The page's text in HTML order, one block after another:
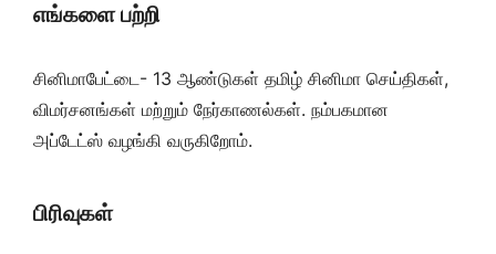
எங்களை பற்றி
சினிமாபேட்டை- 13 ஆண்டுகள் தமிழ் சினிமா செய்திகள்,
விமர்சனங்கள் மற்றும் நேர்காணல்கள். நம்பகமான
அப்டேட்ஸ் வழங்கி வருகிறோம்.
பிரிவுகள்